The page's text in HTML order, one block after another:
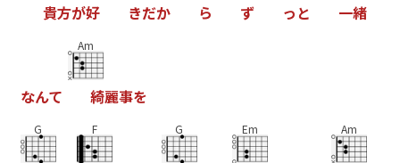
貴方が好 きだか ら ず っ と 一緒
なんて
Am
綺麗事を
G F G Em Am